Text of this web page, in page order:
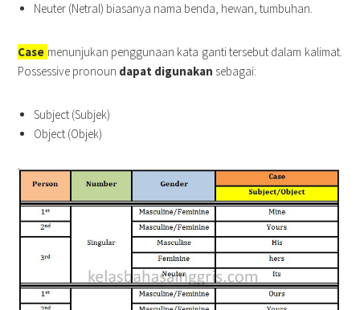
Neuter (Netral) biasanya nama benda, hewan, tumbuhan.
Case menunjukan penggunaan kata ganti tersebut dalam kalimat.
Possessive pronoun dapat digunakan sebagai:
Subject (Subjek)
Object (Objek)